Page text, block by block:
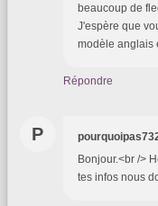
beaucoup de
J'espère que
modèle anglais
Répondre
P
Bonjour.<br />
tes infos nous